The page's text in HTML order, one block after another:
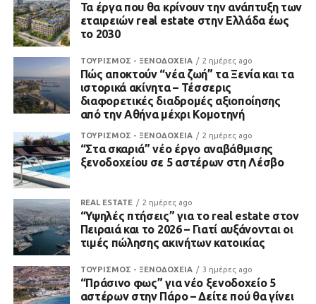
Τα έργα που θα κρίνουν την ανάπτυξη των
εταιρειών real estate στην Ελλάδα έως
το 2030
ΤΟΥΡΙΣΜΟΣ - ΞΕΝΟΔΟΧΕΙΑ 2 ημέρες ago
Πώς αποκτούν “νέα ζωή” τα Ξενία και τα
ιστορικά ακίνητα – Τέσσερις
διαφορετικές διαδρομές αξιοποίησης
από την Αθήνα μέχρι Κομοτηνή
ΤΟΥΡΙΣΜΟΣ - ΞΕΝΟΔΟΧΕΙΑ 2 ημέρες ago
“Στα σκαριά” νέο έργο αναβάθμισης
ξενοδοχείου σε 5 αστέρων στη Λέσβο
REAL ESTATE 2 ημέρες ago
“Υψηλές πτήσεις” για το real estate στον
Πειραιά και το 2026 – Γιατί αυξάνονται οι
τιμές πώλησης ακινήτων κατοικίας
ΤΟΥΡΙΣΜΟΣ - ΞΕΝΟΔΟΧΕΙΑ 3 ημέρες ago
“Πράσινο φως” για νέο ξενοδοχείο 5
αστέρων στην Πάρο – Δείτε πού θα γίνει